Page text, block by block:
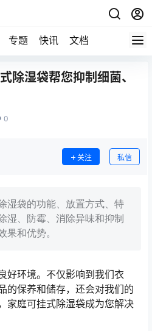
专题 快讯 文档
除湿袋帮您抑制细菌、
0
关注 私信
湿袋的功能、放置方式、特
湿、防霉、消除异味和抑制
果和优势。
好环境。不仅影响到我们衣
的保养和储存，还会对我们的
家庭可挂式除湿袋成为您解决